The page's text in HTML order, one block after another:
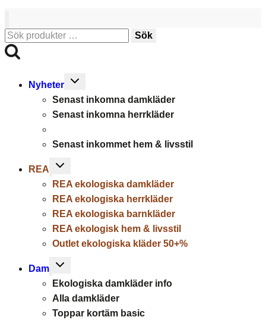
Sök
efter:
Sök
Nyheter
Toggle
menu
Senast inkomna damkläder
Senast inkomna herrkläder
Senast inkommet hem & livsstil
REA
Toggle
menu
REA ekologiska damkläder
REA ekologiska herrkläder
REA ekologiska barnkläder
REA ekologisk hem & livsstil
Outlet ekologiska kläder 50+%
Dam
Toggle
menu
Ekologiska damkläder info
Alla damkläder
Toppar kortäm basic